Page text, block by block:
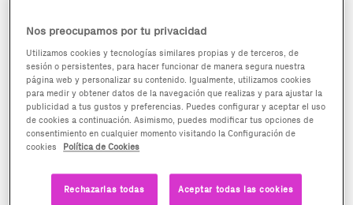
Nos preocupamos por tu privacidad
Utilizamos cookies y tecnologías similares propias y de terceros, de
sesión o persistentes, para hacer funcionar de manera segura nuestra
página web y personalizar su contenido. Igualmente, utilizamos cookies
para medir y obtener datos de la navegación que realizas y para ajustar la
publicidad a tus gustos y preferencias. Puedes configurar y aceptar el uso
de cookies a continuación. Asimismo, puedes modificar tus opciones de
consentimiento en cualquier momento visitando la Configuración de
cookies
Política de Cookies
Rechazarlas todas Aceptar todas las cookies